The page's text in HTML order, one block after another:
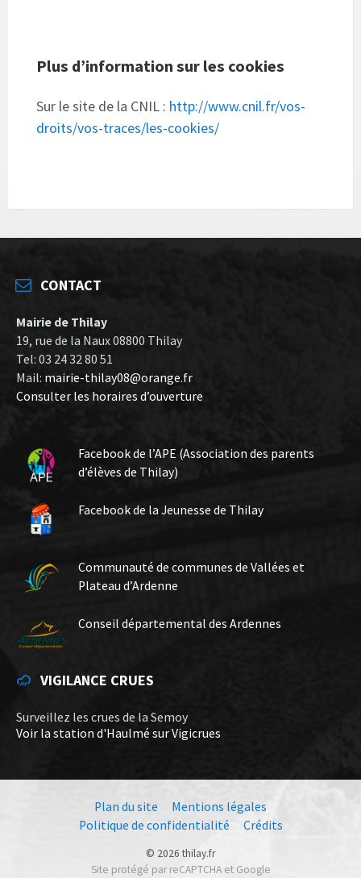
Plus d’information sur les cookies
Sur le site de la CNIL : http://www.cnil.fr/vos-
droits/vos-traces/les-cookies/
CONTACT
Mairie de Thilay
19, rue de la Naux 08800 Thilay
Tel: 03 24 32 80 51
Mail: mairie-thilay08@orange.fr
Consulter les horaires d’ouverture
Facebook de l’APE (Association des parents
d’élèves de Thilay)
Facebook de la Jeunesse de Thilay
Communauté de communes de Vallées et
Plateau d’Ardenne
Conseil départemental des Ardennes
VIGILANCE CRUES
Surveillez les crues de la Semoy
Voir la station d'Haulmé sur Vigicrues
Plan du site
Mentions légales
Politique de confidentialité
Crédits
© 2026 thilay.fr
Site protégé par reCAPTCHA et Google